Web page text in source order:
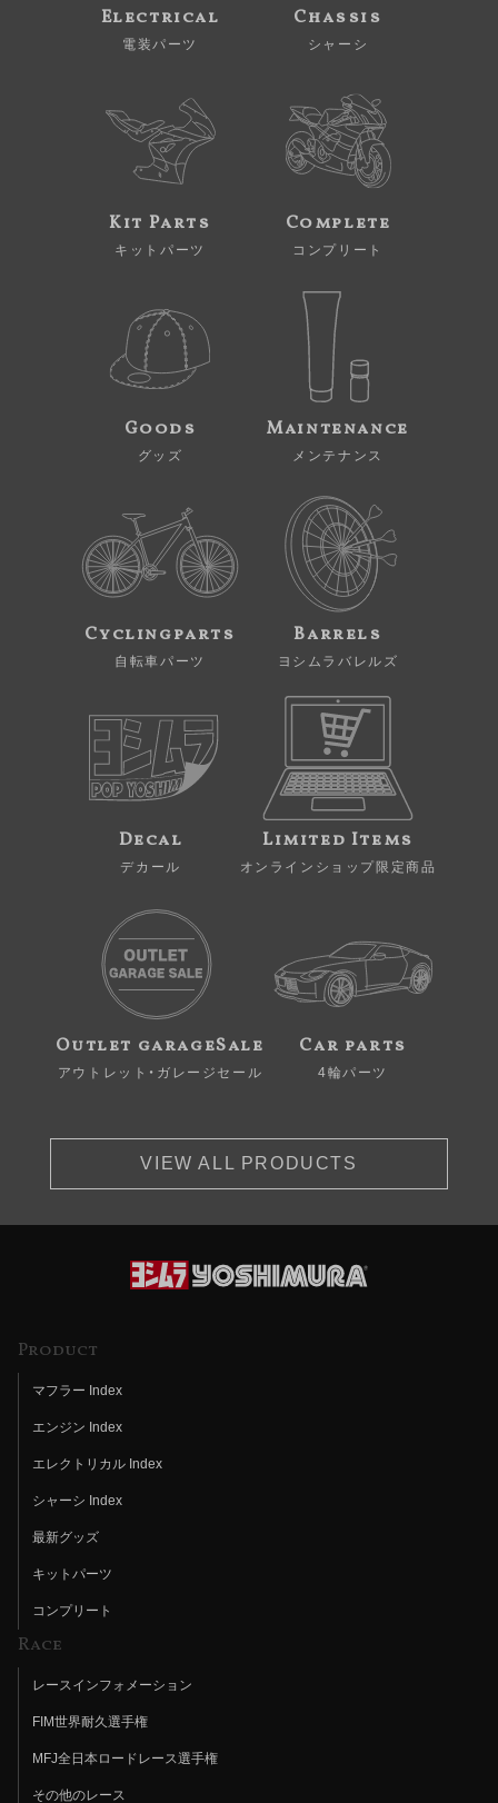
Electrical
電装パーツ
Chassis
シャーシ
Kit Parts
キットパーツ
Complete
コンプリート
Goods
グッズ
Maintenance
メンテナンス
Cyclingparts
自転車パーツ
Barrels
ヨシムラバレルズ
Decal
デカール
Limited Items
オンラインショップ限定商品
Outlet garageSale
アウトレット・ガレージセール
Car parts
4輪パーツ
VIEW ALL PRODUCTS
Product
マフラー Index
エンジン Index
エレクトリカル Index
シャーシ Index
最新グッズ
キットパーツ
コンプリート
Race
レースインフォメーション
FIM世界耐久選手権
MFJ全日本ロードレース選手権
その他のレース